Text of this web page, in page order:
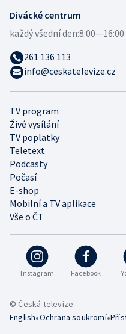
Instagram Facebook
TV program
Živé vysílání
TV poplatky
Teletext
Podcasty
Počasí
E-shop
Mobilní a TV aplikace
Vše o ČT
Divácké centrum
každý všední den:
261 136 113
info@ceskatelevize.cz
© Česká televize
English•Ochrana soukromí•